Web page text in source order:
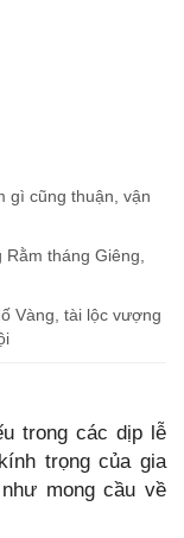
gì cũng thuận, vận
tháng Giêng,
Vàng, tài lộc vượng
trong các dịp lễ
trọng của gia
mong cầu về